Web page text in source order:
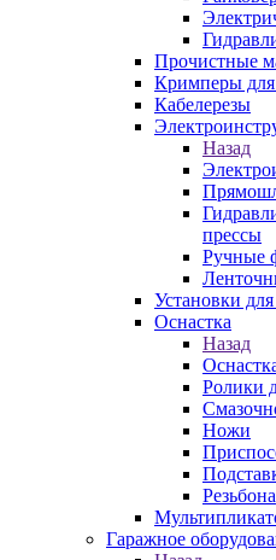
Прочистные
Кримперы
Кабелерезы
Назад
прессы
Ручные
Установки
Оснастка
Назад
Ролики
Ножи
Гаражное